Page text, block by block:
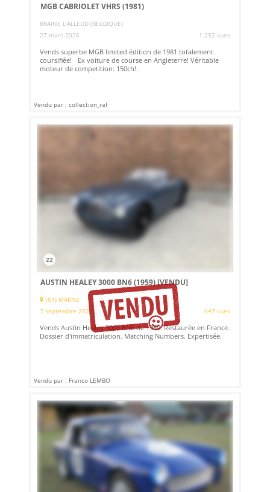
MGB CABRIOLET VHRS (1981)
BRAINE L'ALLEUD (BELGIQUE)
27 mars 2026
1 252 vues
Vends superbe MGB limited édition de 1981 totalement
coursifiée! Ex voiture de course en Angleterre! Véritable
moteur de competition: 150ch!.
Vendu par : collection_raf
22
AUSTIN HEALEY 3000 BN6 (1959)[VENDU]
(51) MARNE
7 septembre 2022
647 vues
Vends Austin Healey 3000 BN6 de 1959. Restaurée en France.
Dossier d'immatriculation. Matching Numbers. Expertisée.
Vendu par : Franco LEMBO